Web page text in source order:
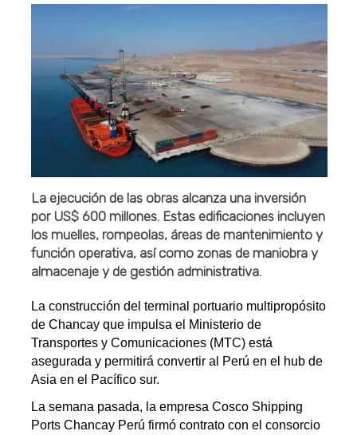
La ejecución de las obras alcanza una inversión
por US$ 600 millones. Estas edificaciones incluyen
los muelles, rompeolas, áreas de mantenimiento y
función operativa, así como zonas de maniobra y
almacenaje y de gestión administrativa.
La construcción del terminal portuario multipropósito
de Chancay que impulsa el Ministerio de
Transportes y Comunicaciones (MTC) está
asegurada y permitirá convertir al Perú en el hub de
Asia en el Pacífico sur.
La semana pasada, la empresa Cosco Shipping
Ports Chancay Perú firmó contrato con el consorcio